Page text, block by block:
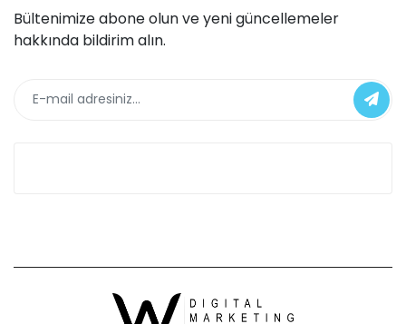
Bültenimize abone olun ve yeni güncellemeler
hakkında bildirim alın.